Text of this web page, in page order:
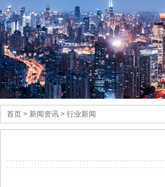
首页 > 新闻资讯 > 行业新闻